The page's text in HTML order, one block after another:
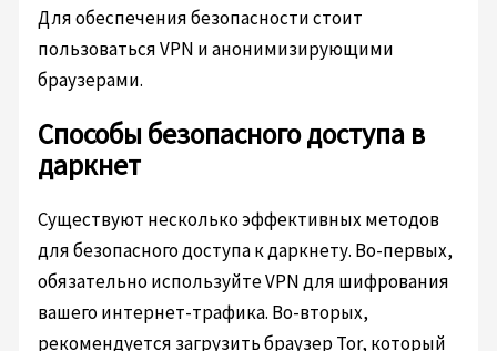
Для обеспечения безопасности стоит
пользоваться VPN и анонимизирующими
браузерами.
Способы безопасного доступа в
даркнет
Существуют несколько эффективных методов
для безопасного доступа к даркнету. Во-первых,
обязательно используйте VPN для шифрования
вашего интернет-трафика. Во-вторых,
рекомендуется загрузить браузер Tor, который